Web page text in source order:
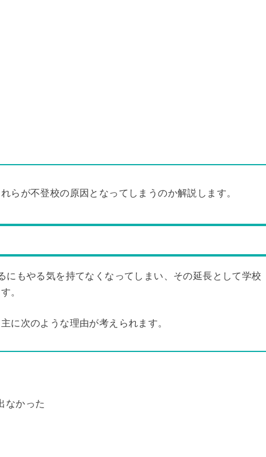
らが不登校の原因となってしまうのか解説します。
にもやる気を持てなくなってしまい、その延長として学校
。
に次のような理由が考えられます。
なかった